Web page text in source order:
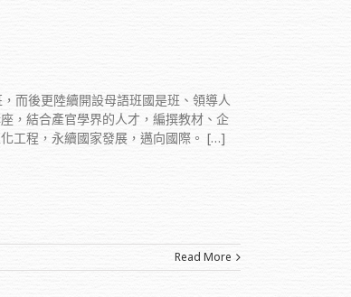
而後更陸續開設母語班國是班、領導人
，結合產官學界的人才，編撰教材、企
工程，永續國家發展，邁向國際。 […]
Read More